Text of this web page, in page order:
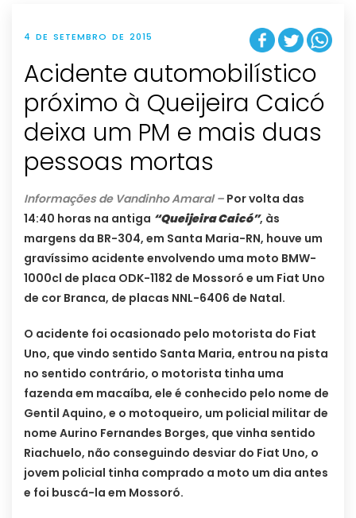
4 DE SETEMBRO DE 2015
Acidente automobilístico
próximo à Queijeira Caicó
deixa um PM e mais duas
pessoas mortas
Informações de Vandinho Amaral – Por volta das
14:40 horas na antiga “Queijeira Caicó”, às
margens da BR-304, em Santa Maria-RN, houve um
gravíssimo acidente envolvendo uma moto BMW-
1000cl de placa ODK-1182 de Mossoró e um Fiat Uno
de cor Branca, de placas NNL-6406 de Natal.
O acidente foi ocasionado pelo motorista do Fiat
Uno, que vindo sentido Santa Maria, entrou na pista
no sentido contrário, o motorista tinha uma
fazenda em macaíba, ele é conhecido pelo nome de
Gentil Aquino, e o motoqueiro, um policial militar de
nome Aurino Fernandes Borges, que vinha sentido
Riachuelo, não conseguindo desviar do Fiat Uno, o
jovem policial tinha comprado a moto um dia antes
e foi buscá-la em Mossoró.